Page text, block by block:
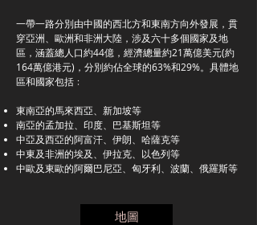
一帶一路分別由中國的西北方和東南方向外發展，貫
穿亞洲、歐洲和非洲大陸，涉及六十多個國家及地
區，涵蓋總人口約44億，經濟總量約21萬億美元(約
164萬億港元)，分別約佔全球的63%和29%。具體地
區和國家包括﹕
東南亞的馬來西亞、新加坡等
南亞的孟加拉、印度、巴基斯坦等
中亞及西亞的阿富汗、伊朗、哈薩克等
中東及非洲的埃及、伊拉克、以色列等
中歐及東歐的阿爾巴尼亞、匈牙利、波蘭、俄羅斯等
地圖